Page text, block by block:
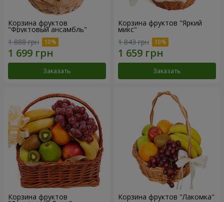
Корзина фруктов
"Фруктовый ансамбль"
1 888 грн
Заказать
Корзина фруктов "Яркий
микс"
1 843 грн
Заказать
Корзина фруктов Корзина фруктов "Лакомка"